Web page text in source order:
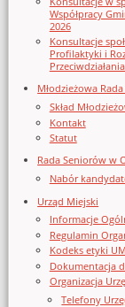
Współpracy
2026
Konsultacje
Profilaktyki i
Młodzieżowa
Skład
Kontakt
Statut
Rada Seniorów w
Nabór
Urząd Miejski
Informacje
Regulamin
Kodeks etyki
Dokumentacja
Organizacja
Telefony